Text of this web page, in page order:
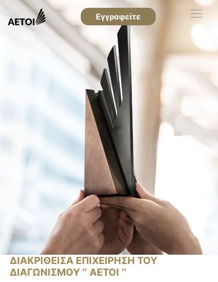
Εγγραφείτε
ΔΙΑΚΡΙΘΕΙΣΑ ΕΠΙΧΕΙΡΗΣΗ ΤΟΥ
ΔΙΑΓΩΝΙΣΜΟΥ ‘’ ΑΕΤΟΙ ‘’